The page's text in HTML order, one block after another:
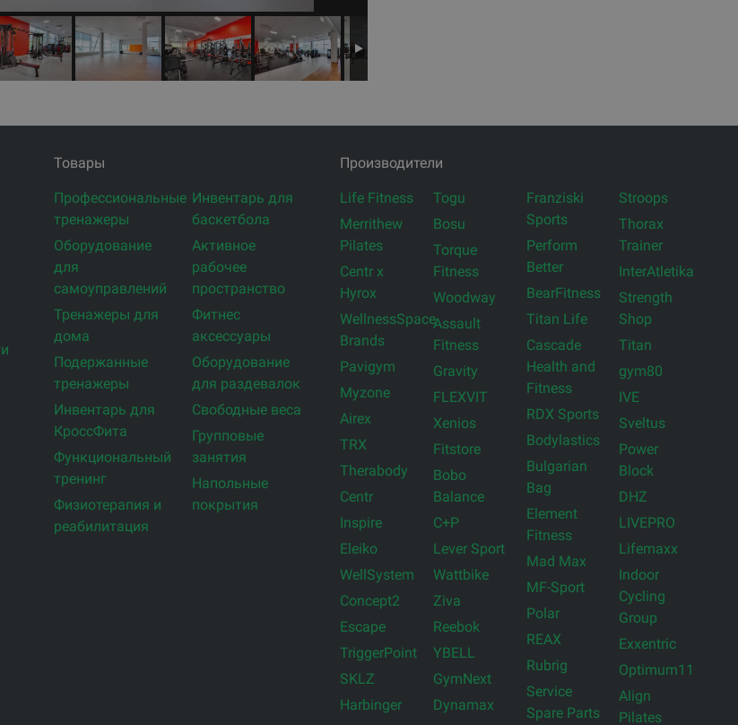
Товары
Профессиональные
тренажеры
Оборудование
для
самоуправлений
Тренажеры для
дома
Подержанные
тренажеры
Инвентарь для
КроссФита
Функциональный
тренинг
Физиотерапия и
реабилитация
Инвентарь для
баскетбола
Активное
рабочее
пространство
Фитнес
аксессуары
Оборудование
для раздевалок
Свободные веса
Групповые
занятия
Напольные
покрытия
Производители
Life Fitness
Merrithew
Pilates
Centr x
Hyrox
WellnessSpace
Brands
Pavigym
Myzone
Airex
TRX
Therabody
Centr
Inspire
Eleiko
WellSystem
Concept2
Escape
TriggerPoint
SKLZ
Harbinger
Togu
Bosu
Torque
Fitness
Woodway
Assault
Fitness
Gravity
FLEXVIT
Xenios
Fitstore
Bobo
Balance
C+P
Lever Sport
Wattbike
Ziva
Reebok
YBELL
GymNext
Dynamax
Franziski
Sports
Perform
Better
BearFitness
Titan Life
Cascade
Health and
Fitness
RDX Sports
Bodylastics
Bulgarian
Bag
Element
Fitness
Mad Max
MF-Sport
Polar
REAX
Rubrig
Service
Spare Parts
Stroops
Thorax
Trainer
InterAtletika
Strength
Shop
Titan
gym80
IVE
Sveltus
Power
Block
DHZ
LIVEPRO
Lifemaxx
Indoor
Cycling
Group
Exxentric
Optimum11
Align
Pilates